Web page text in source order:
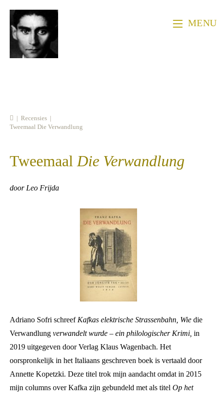
inhoud
MENU
Tweemaal Die Verwandlung
| Recensies |
Tweemaal Die Verwandlung
door Leo Frijda
Adriano Sofri schreef Kafkas elektrische Strassenbahn, Wie die
Verwandlung verwandelt wurde – ein philologischer Krimi, in
2019 uitgegeven door Verlag Klaus Wagenbach. Het
oorspronkelijk in het Italiaans geschreven boek is vertaald door
Annette Kopetzki. Deze titel trok mijn aandacht omdat in 2015
mijn columns over Kafka zijn gebundeld met als titel Op het